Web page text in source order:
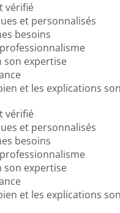
vérifié
et personnalisés
besoins
son expertise
et les explications
vérifié
et personnalisés
besoins
son expertise
et les explications